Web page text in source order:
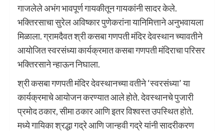
गाजलेले अभंग भावपूर्ण गायकीतून गायकांनी सादर केले.
भक्तिरसाचा सुरेल अविष्कार पुणेकरांना यानिमित्ताने अनुभवायला
मिळाला. ग्रामदैवत श्री कसबा गणपती मंदिर देवस्थान च्यावतीने
आयोजित स्वरसंध्या कार्यक्रमात कसबा गणपती मंदिराचा परिसर
भक्तिरसाने न्हाऊन निघाला.
श्री कसबा गणपती मंदिर देवस्थानच्या वतीने ‘स्वरसंध्या’ या
कार्यक्रमाचे आयोजन करण्यात आले होते. देवस्थानचे पुजारी
प्रमोद ठकार, सीमा ठकार आणि इतर विश्वस्त उपस्थित होते.
मध्ये गायिका श्रद्धा गद्रे आणि जान्हवी गद्रे यांनी सादरीकरण